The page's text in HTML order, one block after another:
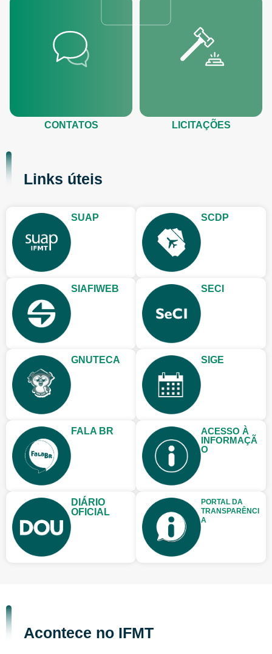
CONTATOS LICITAÇÕES
Links úteis
SUAP SCDP
SIAFIWEB SECI
GNUTECA SIGE
FALA BR
ACESSO À
INFORMAÇÃ
O
DIÁRIO
OFICIAL
PORTAL DA
TRANSPARÊNCI
A
Acontece no IFMT